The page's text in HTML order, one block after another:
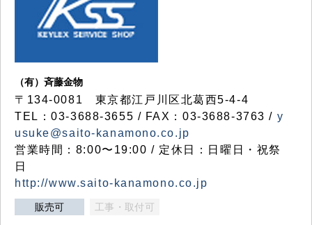
（有）斉藤金物
〒134-0081 東京都江戸川区北葛西5-4-4
TEL：03-3688-3655 / FAX：03-3688-3763 / y
usuke@saito-kanamono.co.jp
営業時間：8:00〜19:00 / 定休日：日曜日・祝祭
日
http://www.saito-kanamono.co.jp
販売可 工事・取付可